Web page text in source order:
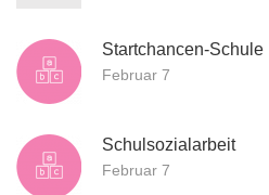
Startchancen-Schule
Februar 7
Schulsozialarbeit
Februar 7